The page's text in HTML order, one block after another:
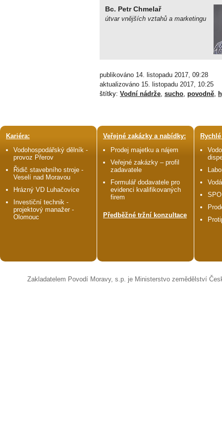
Bc. Petr Chmelař
útvar vnějších vztahů a marketingu
publikováno 14. listopadu 2017, 09:28
aktualizováno 15. listopadu 2017, 10:25
štítky: Vodní nádrže, sucho, povodně,
Kariéra:
Vodohospodářský dělník -
provoz Přerov
Řidič stavebního stroje -
Veselí nad Moravou
Hrázný VD Luhačovice
Investiční technik -
projektový manažer -
Olomouc
Veřejné zakázky a nabídky:
Prodej majetku a nájem
Veřejné zakázky – profil
zadavatele
Formulář dodavatele pro
evidenci kvalifikovaných
firem
Předběžné tržní konzultace
Zakladatelem Povodí Moravy, s.p. je Ministerstvo zemědělství